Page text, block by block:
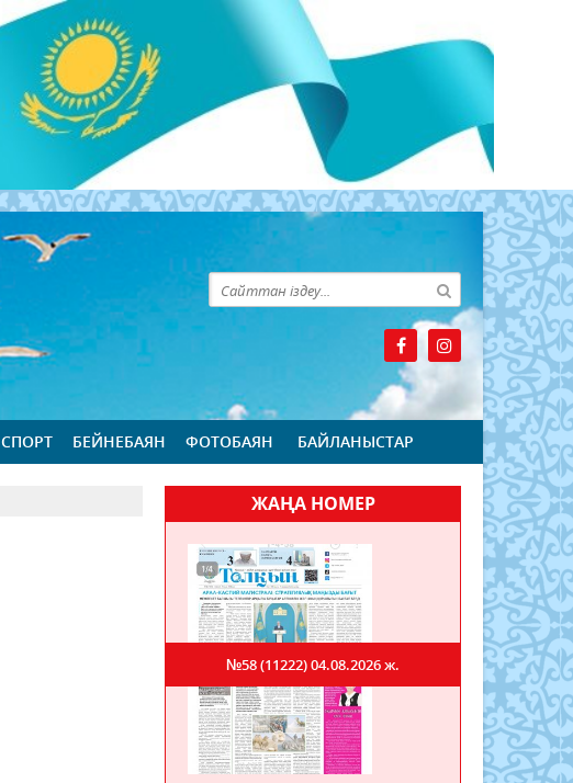
СПОРТ БЕЙНЕБАЯН ФОТОБАЯН БАЙЛАНЫСТАР
ЖАҢА НОМЕР
№58 (11222)04.08.2026 ж.